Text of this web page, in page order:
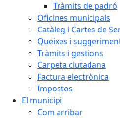
Tràmits de padró
Oficines municipals
Catàleg i Cartes de
Queixes i
Tràmits i gestions
Carpeta ciutadana
Factura electrònica
Impostos
El municipi
Com arribar